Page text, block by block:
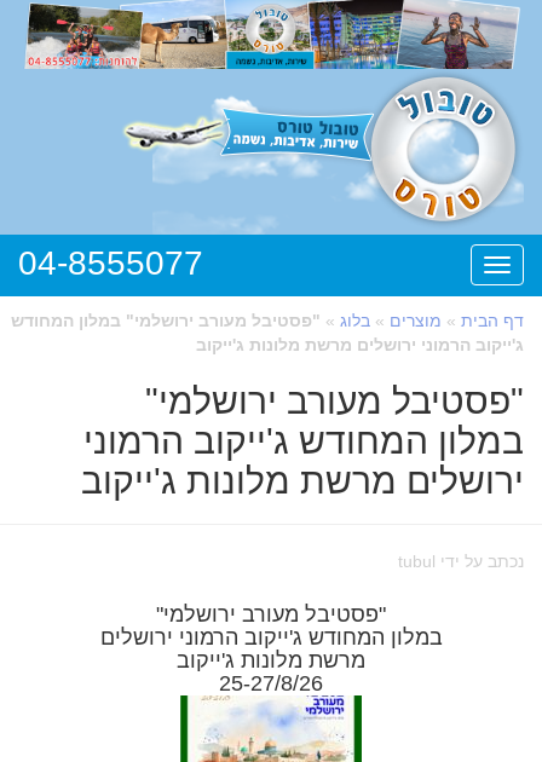
תפריט 04-8555077
דף הבית » מוצרים » בלוג » "פסטיבל מעורב ירושלמי" במלון המחודש
ג'ייקוב הרמוני ירושלים מרשת מלונות ג'ייקוב
"פסטיבל מעורב ירושלמי"
במלון המחודש ג'ייקוב הרמוני
ירושלים מרשת מלונות ג'ייקוב
נכתב על ידי tubul
"פסטיבל מעורב ירושלמי"
במלון המחודש ג'ייקוב הרמוני ירושלים
מרשת מלונות ג'ייקוב
25-27/8/26